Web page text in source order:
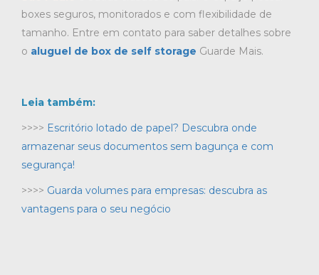
boxes seguros, monitorados e com flexibilidade de
tamanho. Entre em contato para saber detalhes sobre
o aluguel de box de self storage Guarde Mais.
Leia também:
>>>> Escritório lotado de papel? Descubra onde
armazenar seus documentos sem bagunça e com
segurança!
>>>> Guarda volumes para empresas: descubra as
vantagens para o seu negócio